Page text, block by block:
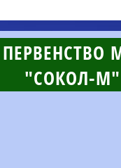
ПЕРВЕНСТВО
"СОКОЛ-М"